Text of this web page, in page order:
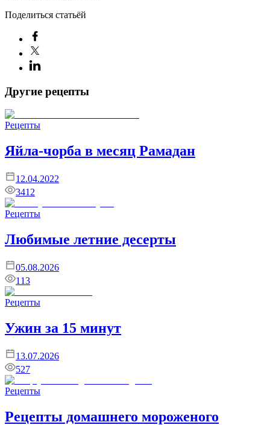
Поделиться статьёй
Другие рецепты
Рецепты
Яйла-чорба в месяц Рамадан
12.04.2022
3412
Рецепты
Любимые летние десерты
05.08.2026
113
Рецепты
Ужин за 15 минут
13.07.2026
527
Рецепты
Рецепты домашнего мороженого